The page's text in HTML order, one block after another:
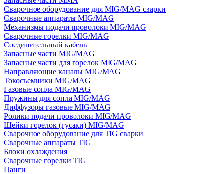
Сварочное оборудование для MIG/MAG сварки
Сварочные аппараты MIG/MAG
Механизмы подачи проволоки MIG/MAG
Сварочные горелки MIG/MAG
Соединительный кабель
Запасные части MIG/MAG
Запасные части для горелок MIG/MAG
Направляющие каналы MIG/MAG
Токосъемники MIG/MAG
Газовые сопла MIG/MAG
Пружины для сопла MIG/MAG
Диффузоры газовые MIG/MAG
Ролики подачи проволоки MIG/MAG
Шейки горелок (гусаки) MIG/MAG
Сварочное оборудование для TIG сварки
Сварочные аппараты TIG
Блоки охлаждения
Сварочные горелки TIG
Цанги